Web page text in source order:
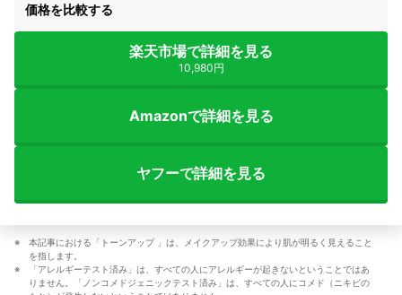
価格を比較する
楽天市場で詳細を見る
10,980円
Amazonで詳細を見る
ヤフーで詳細を見る
本記事における「トーンアップ 」は、メイクアップ効果により肌が明るく見えること
を指します。
「アレルギーテスト済み」は、すべての人にアレルギーが起きないということではあ
りません。「ノンコメドジェニックテスト済み」は、すべての人にコメド（ニキビの